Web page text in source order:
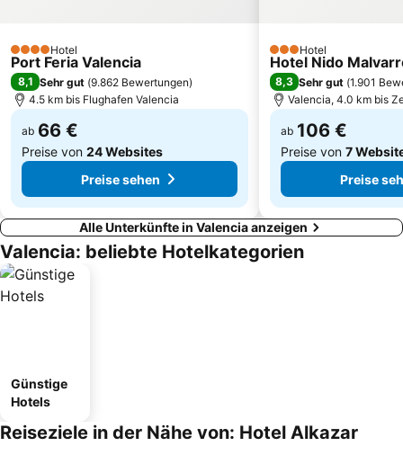
Markt von Colón
Ciutat de València - Levante UD
Racó de Mar
Palacio del Marqués de Dos Aguas - Museo Nacional de Cerámica
4 SterneHotel
Port Feria Valencia
8,1 Sehr gut (9.862 Bewertungen)
4.5 km bis Flughafen Valencia
ab 66 €
Preise von 24 Websites
Preise sehen
3 Sterne
Hotel
Hotel Nido
8,3 Sehr gut (1.901
Valencia, 4.0 km bis
ab 106 €
Preise von 7
Preise
Alle Unterkünfte in Valencia anzeigen
Valencia: beliebte Hotelkategorien
Günstige
Hotels
Reiseziele in der Nähe von: Hotel Alkazar